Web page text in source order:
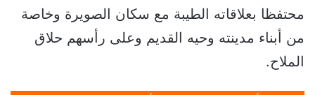
محتفظا بعلاقاته الطيبة مع سكان الصويرة وخاصة
من أبناء مدينته وحيه القديم وعلى رأسهم حلاق
الملاح.